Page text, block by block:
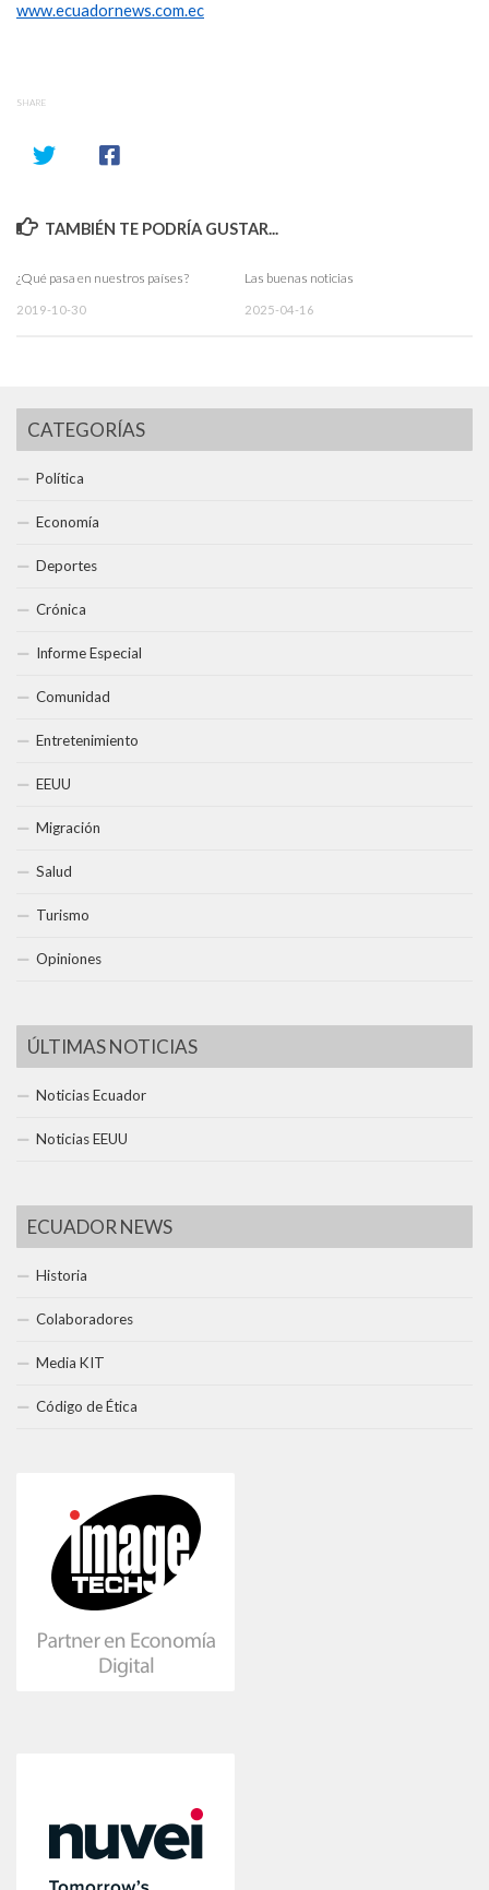
www.ecuadornews.com.ec
SHARE
TAMBIÉN TE PODRÍA GUSTAR...
¿Qué pasa en nuestros países?
2019-10-30
Las buenas noticias
2025-04-16
CATEGORÍAS
Política
Economía
Deportes
Crónica
Informe Especial
Comunidad
Entretenimiento
EEUU
Migración
Salud
Turismo
Opiniones
ÚLTIMAS NOTICIAS
Noticias Ecuador
Noticias EEUU
ECUADOR NEWS
Historia
Colaboradores
Media KIT
Código de Ética